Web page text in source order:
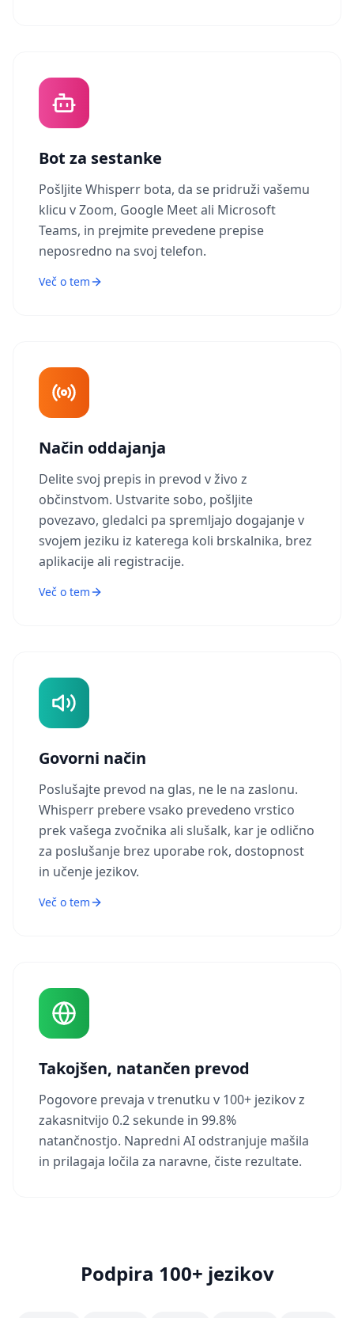
Bot za sestanke
Pošljite Whisperr bota, da se pridruži vašemu
klicu v Zoom, Google Meet ali Microsoft
Teams, in prejmite prevedene prepise
neposredno na svoj telefon.
Več o tem
Način oddajanja
Delite svoj prepis in prevod v živo z
občinstvom. Ustvarite sobo, pošljite
povezavo, gledalci pa spremljajo dogajanje v
svojem jeziku iz katerega koli brskalnika, brez
aplikacije ali registracije.
Več o tem
Govorni način
Poslušajte prevod na glas, ne le na zaslonu.
Whisperr prebere vsako prevedeno vrstico
prek vašega zvočnika ali slušalk, kar je odlično
za poslušanje brez uporabe rok, dostopnost
in učenje jezikov.
Več o tem
Takojšen, natančen prevod
Pogovore prevaja v trenutku v 100+ jezikov z
zakasnitvijo 0.2 sekunde in 99.8%
natančnostjo. Napredni AI odstranjuje mašila
in prilagaja ločila za naravne, čiste rezultate.
Podpira 100+ jezikov